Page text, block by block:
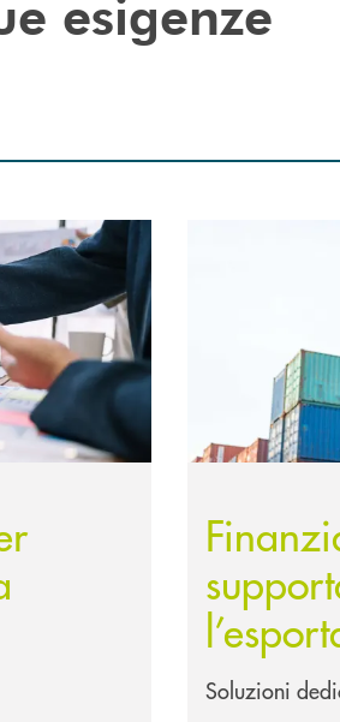
esigenze
Italia ed Estero con
Scopri di più
Soluzioni